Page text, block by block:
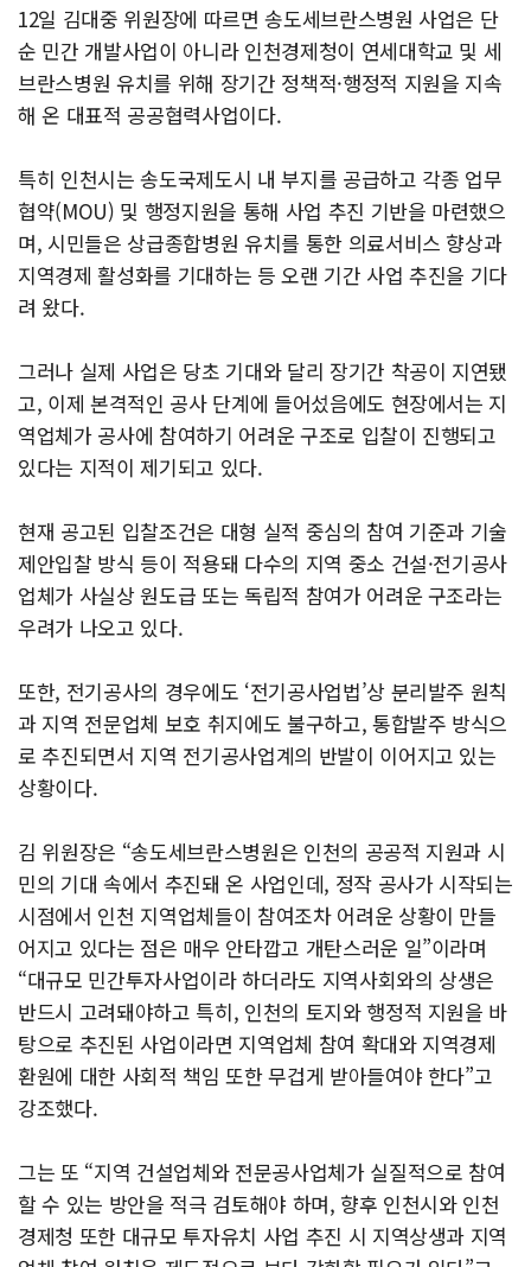
12일 김대중 위원장에 따르면 송도세브란스병원 사업은 단
순 민간 개발사업이 아니라 인천경제청이 연세대학교 및 세
브란스병원 유치를 위해 장기간 정책적·행정적 지원을 지속
해 온 대표적 공공협력사업이다.
특히 인천시는 송도국제도시 내 부지를 공급하고 각종 업무
협약(MOU) 및 행정지원을 통해 사업 추진 기반을 마련했으
며, 시민들은 상급종합병원 유치를 통한 의료서비스 향상과
지역경제 활성화를 기대하는 등 오랜 기간 사업 추진을 기다
려 왔다.
그러나 실제 사업은 당초 기대와 달리 장기간 착공이 지연됐
고, 이제 본격적인 공사 단계에 들어섰음에도 현장에서는 지
역업체가 공사에 참여하기 어려운 구조로 입찰이 진행되고
있다는 지적이 제기되고 있다.
현재 공고된 입찰조건은 대형 실적 중심의 참여 기준과 기술
제안입찰 방식 등이 적용돼 다수의 지역 중소 건설·전기공사
업체가 사실상 원도급 또는 독립적 참여가 어려운 구조라는
우려가 나오고 있다.
또한, 전기공사의 경우에도 ‘전기공사업법’상 분리발주 원칙
과 지역 전문업체 보호 취지에도 불구하고, 통합발주 방식으
로 추진되면서 지역 전기공사업계의 반발이 이어지고 있는
상황이다.
김 위원장은 “송도세브란스병원은 인천의 공공적 지원과 시
민의 기대 속에서 추진돼 온 사업인데, 정작 공사가 시작되는
시점에서 인천 지역업체들이 참여조차 어려운 상황이 만들
어지고 있다는 점은 매우 안타깝고 개탄스러운 일”이라며
“대규모 민간투자사업이라 하더라도 지역사회와의 상생은
반드시 고려돼야하고 특히, 인천의 토지와 행정적 지원을 바
탕으로 추진된 사업이라면 지역업체 참여 확대와 지역경제
환원에 대한 사회적 책임 또한 무겁게 받아들여야 한다”고
강조했다.
그는 또 “지역 건설업체와 전문공사업체가 실질적으로 참여
할 수 있는 방안을 적극 검토해야 하며, 향후 인천시와 인천
경제청 또한 대규모 투자유치 사업 추진 시 지역상생과 지역